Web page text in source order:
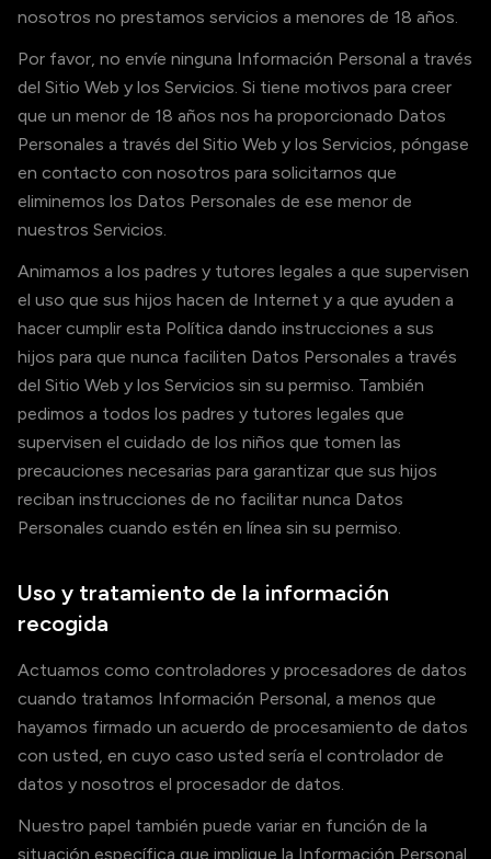
nosotros no prestamos servicios a menores de 18 años.
Por favor, no envíe ninguna Información Personal a través
del Sitio Web y los Servicios. Si tiene motivos para creer
que un menor de 18 años nos ha proporcionado Datos
Personales a través del Sitio Web y los Servicios, póngase
en contacto con nosotros para solicitarnos que
eliminemos los Datos Personales de ese menor de
nuestros Servicios.
Animamos a los padres y tutores legales a que supervisen
el uso que sus hijos hacen de Internet y a que ayuden a
hacer cumplir esta Política dando instrucciones a sus
hijos para que nunca faciliten Datos Personales a través
del Sitio Web y los Servicios sin su permiso. También
pedimos a todos los padres y tutores legales que
supervisen el cuidado de los niños que tomen las
precauciones necesarias para garantizar que sus hijos
reciban instrucciones de no facilitar nunca Datos
Personales cuando estén en línea sin su permiso.
Uso y tratamiento de la información
recogida
Actuamos como controladores y procesadores de datos
cuando tratamos Información Personal, a menos que
hayamos firmado un acuerdo de procesamiento de datos
con usted, en cuyo caso usted sería el controlador de
datos y nosotros el procesador de datos.
Nuestro papel también puede variar en función de la
situación específica que implique la Información Personal.